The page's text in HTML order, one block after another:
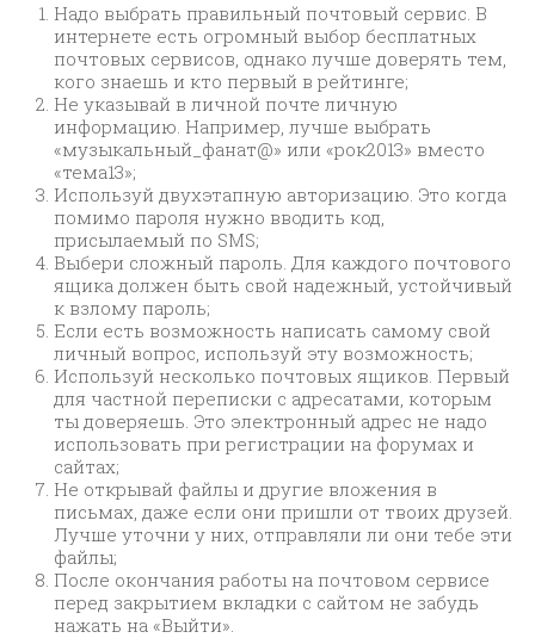
Надо выбрать правильный почтовый сервис. В
интернете есть огромный выбор бесплатных
почтовых сервисов, однако лучше доверять тем,
кого знаешь и кто первый в рейтинге;
Не указывай в личной почте личную
информацию. Например, лучше выбрать
«музыкальный_фанат@» или «рок2013» вместо
«тема13»;
Используй двухэтапную авторизацию. Это когда
помимо пароля нужно вводить код,
присылаемый по SMS;
Выбери сложный пароль. Для каждого почтового
ящика должен быть свой надежный, устойчивый
к взлому пароль;
Если есть возможность написать самому свой
личный вопрос, используй эту возможность;
Используй несколько почтовых ящиков. Первый
для частной переписки с адресатами, которым
ты доверяешь. Это электронный адрес не надо
использовать при регистрации на форумах и
сайтах;
Не открывай файлы и другие вложения в
письмах, даже если они пришли от твоих друзей.
Лучше уточни у них, отправляли ли они тебе эти
файлы;
После окончания работы на почтовом сервисе
перед закрытием вкладки с сайтом не забудь
нажать на «Выйти».